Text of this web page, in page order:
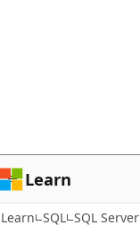
容
Learn
Learn SQL SQL Server